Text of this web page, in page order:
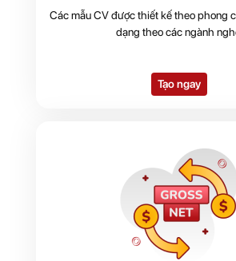
Các mẫu CV được thiết kế theo phong
dạng theo các ngành
Tạo ngay